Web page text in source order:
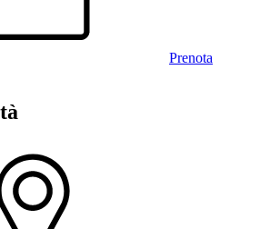
Prenota